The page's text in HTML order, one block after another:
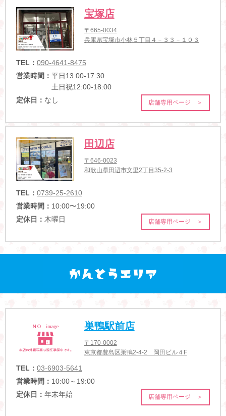
宝塚店
〒665-0034
兵庫県宝塚市小林５丁目４－３３－１０３
TEL： 090-4641-8475
営業時間： 平日13:00-17:30
土日祝12:00-18:00
定休日： なし 店舗専用ページ ＞
田辺店
〒646-0023
和歌山県田辺市文里2丁目35-2-3
TEL： 0739-25-2610
営業時間： 10:00〜19:00
定休日： 木曜日 店舗専用ページ ＞
巣鴨駅前店
〒170-0002
東京都豊島区巣鴨2-4-2 岡田ビル４F
TEL： 03-6903-5641
営業時間： 10:00～19:00
定休日： 年末年始 店舗専用ページ ＞